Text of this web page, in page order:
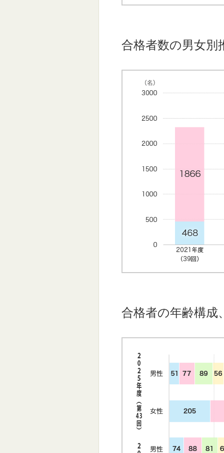
合格者数の男女別
合格者の年齢構成